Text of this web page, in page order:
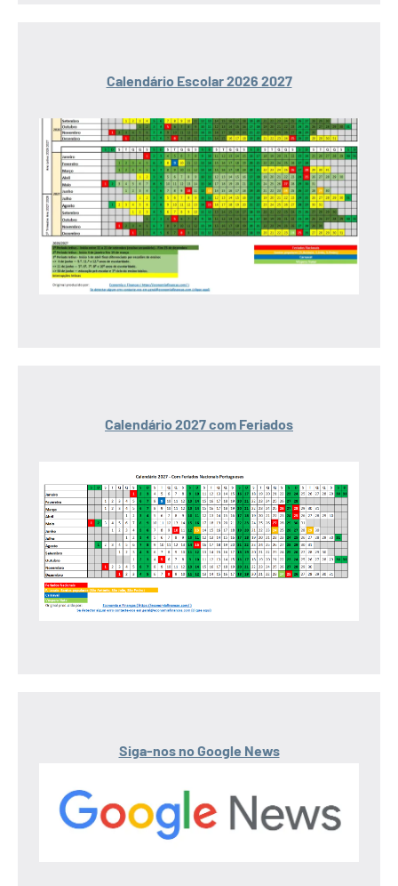
Calendário Escolar 2026 2027
Calendário 2027 com Feriados
Siga-nos no Google News